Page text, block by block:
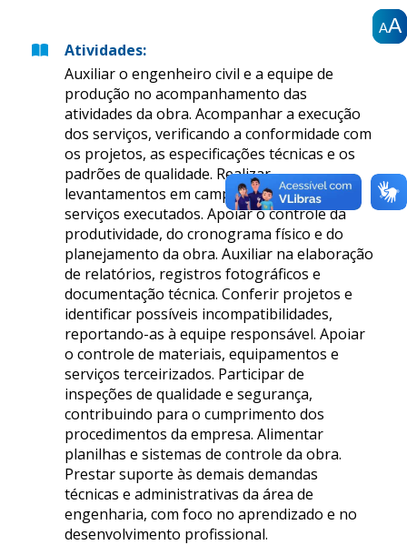
AA
AA
AA
Atividades:
Auxiliar o engenheiro civil e a equipe de
produção no acompanhamento das
atividades da obra. Acompanhar a execução
dos serviços, verificando a conformidade com
os projetos, as especificações técnicas e os
padrões de qualidade. Realizar
levantamentos em campo e medições dos
serviços executados. Apoiar o controle da
produtividade, do cronograma físico e do
planejamento da obra. Auxiliar na elaboração
de relatórios, registros fotográficos e
documentação técnica. Conferir projetos e
identificar possíveis incompatibilidades,
reportando-as à equipe responsável. Apoiar
o controle de materiais, equipamentos e
serviços terceirizados. Participar de
inspeções de qualidade e segurança,
contribuindo para o cumprimento dos
procedimentos da empresa. Alimentar
planilhas e sistemas de controle da obra.
Prestar suporte às demais demandas
técnicas e administrativas da área de
engenharia, com foco no aprendizado e no
desenvolvimento profissional.